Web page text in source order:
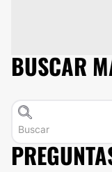
BUSCAR